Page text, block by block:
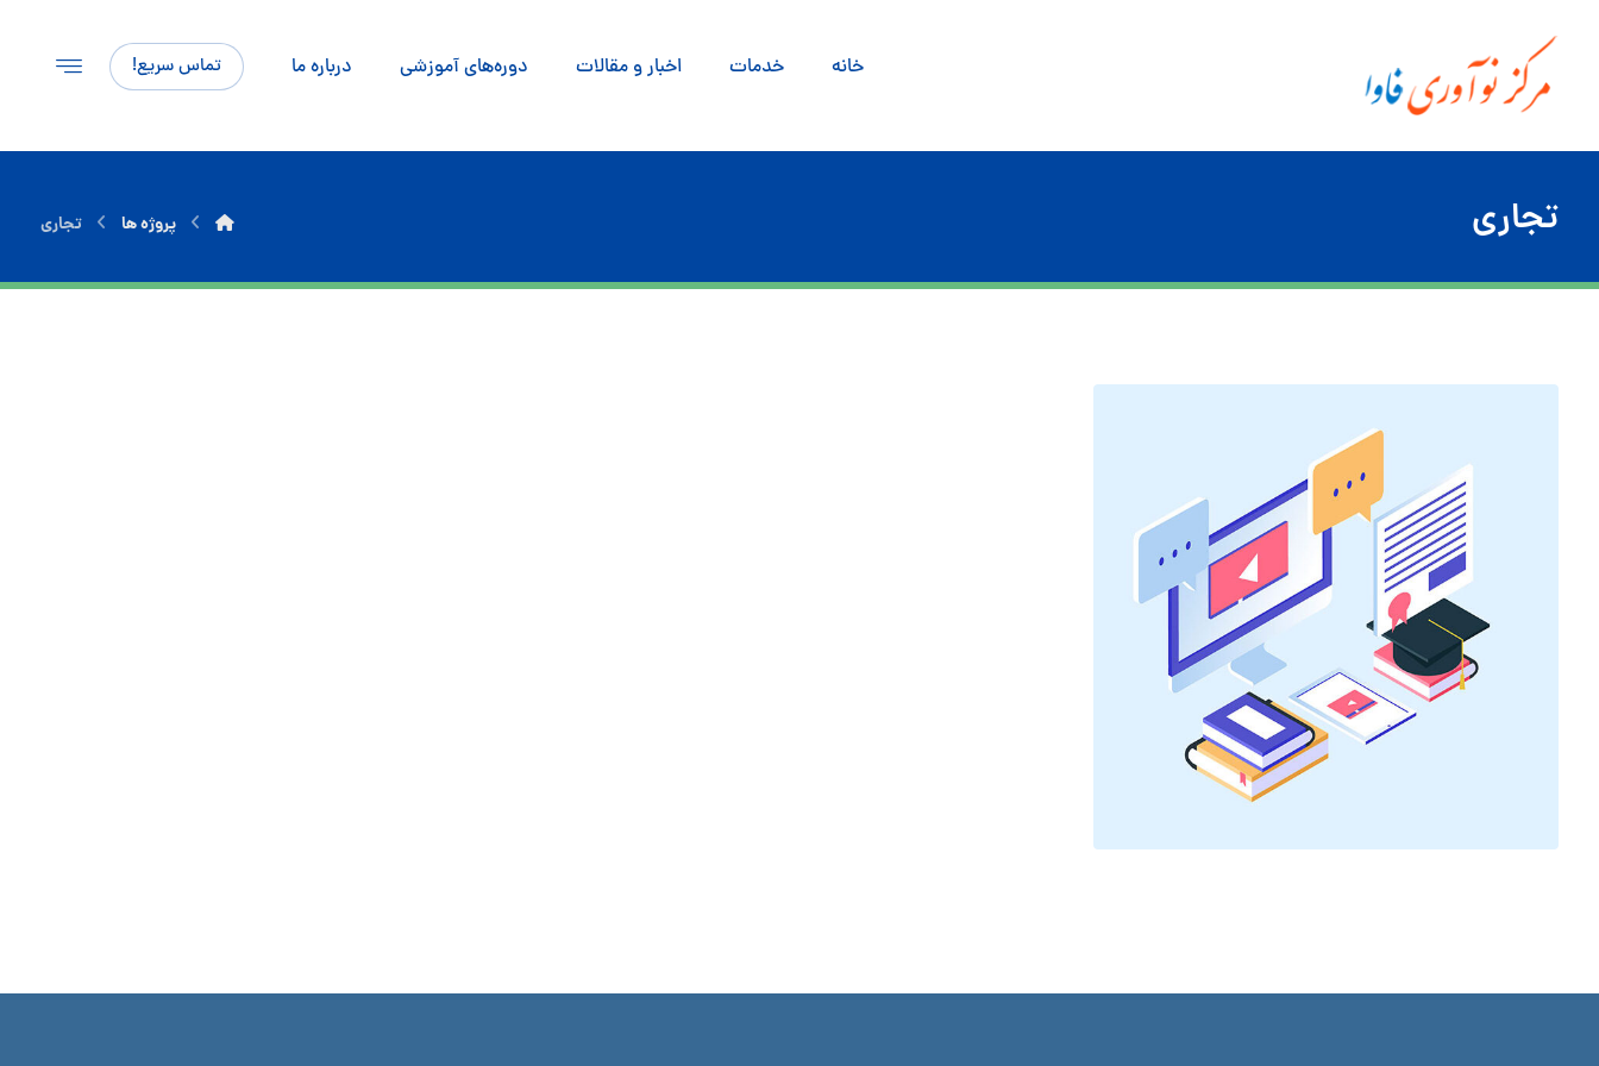
تماس سریع! خانه خدمات اخبار و مقالات دوره‌های آموزشی درباره ما
تجاری پروژه ها تجاری